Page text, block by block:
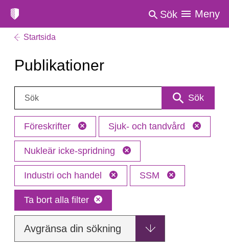
Sök Meny
Startsida
Publikationer
Sök: Sök
Föreskrifter Sjuk- och tandvård
Nukleär icke-spridning
Industri och handel SSM
Ta bort alla filter
Avgränsa din sökning